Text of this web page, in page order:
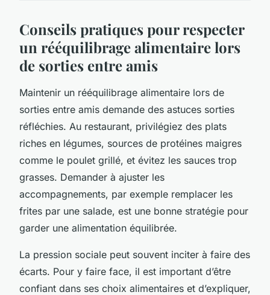
Conseils pratiques pour respecter
un rééquilibrage alimentaire lors
de sorties entre amis
Maintenir un rééquilibrage alimentaire lors de
sorties entre amis demande des astuces sorties
réfléchies. Au restaurant, privilégiez des plats
riches en légumes, sources de protéines maigres
comme le poulet grillé, et évitez les sauces trop
grasses. Demander à ajuster les
accompagnements, par exemple remplacer les
frites par une salade, est une bonne stratégie pour
garder une alimentation équilibrée.
La pression sociale peut souvent inciter à faire des
écarts. Pour y faire face, il est important d’être
confiant dans ses choix alimentaires et d’expliquer,